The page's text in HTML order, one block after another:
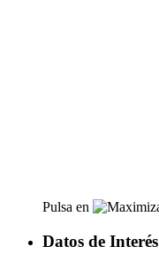
Pulsa en
Datos de Interés